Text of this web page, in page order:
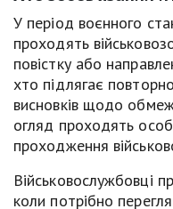
У період воєнного
проходять
повістку або
хто підлягає
висновків щодо
огляд проходять
проходження
Військовослужбовці
коли потрібно